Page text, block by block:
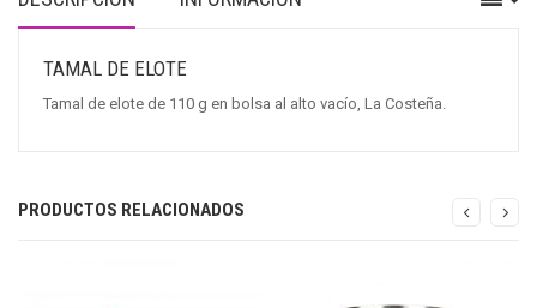
TAMAL DE ELOTE
Tamal de elote de 110 g en bolsa al alto vacío, La Costeña.
PRODUCTOS RELACIONADOS